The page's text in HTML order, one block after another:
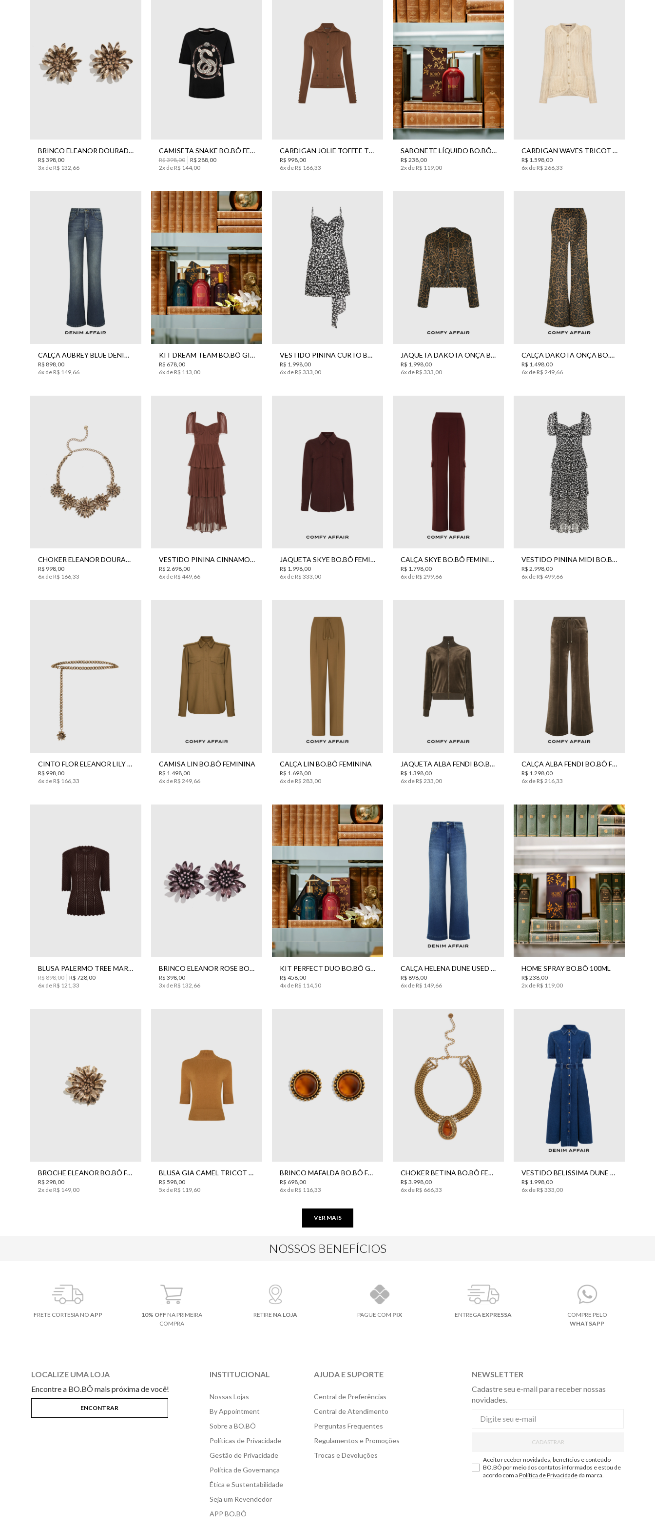
BRINCO ELEANOR DOURADO BO.BÔ FEMININO
R$ 398, 00
3x de R$ 132 66
CAMISETA SNAKE BO.BÔ FEMININA
R$398,00 R$ 288, 00
2x de R$ 144, 00
CARDIGAN JOLIE TOFFEE TRICOT BO.BÔ FEMININO
R$ 998, 00
6x de R$ 166, 33
UN
SABONETE LÍQUIDO BO.BÔ 200ML
R$ 238, 00
2x de R$ 119, 00
CARDIGAN WAVES TRICOT BO.BÔ FEMININO
R$ 1 598, 00
6x de R$ 266, 33
38 40 42
CALÇA AUBREY BLUE DENIM JEANS BO.BÔ FEMININA
R$ 898, 00
6x de R$ 149, 66
KIT DREAM TEAM BO.BÔ GIFT SET
R$ 678, 00
6x de R$ 113 00
VESTIDO PININA CURTO BO.BÔ FEMININO
R$ 1 998, 00
6x de R$ 333 00
P M
JAQUETA DAKOTA ONÇA BO.BÔ FEMININA
R$ 1 998, 00
6x de R$ 333 00
P M
CALÇA DAKOTA ONÇA BO.BÔ FEMININA
R$ 1 498, 00
6x de R$ 249, 66
CHOKER ELEANOR DOURADA BO.BÔ FEMININA
R$ 998, 00
6x de R$ 166, 33
VESTIDO PININA CINNAMON MIDI BO.BÔ FEMININO
R$ 2 698, 00
6x de R$ 449, 66
P M
JAQUETA SKYE BO.BÔ FEMININA
R$ 1 998, 00
6x de R$ 333 00
M
CALÇA SKYE BO.BÔ FEMININA
R$ 1 798, 00
6x de R$ 299, 66
VESTIDO PININA MIDI BO.BÔ FEMININO
R$ 2 998, 00
6x de R$ 499, 66
CINTO FLOR ELEANOR LILY BO.BÔ FEMININO
R$ 998, 00
6x de R$ 166, 33
38 40
CAMISA LIN BO.BÔ FEMININA
R$ 1 498, 00
6x de R$ 249, 66
38 40
CALÇA LIN BO.BÔ FEMININA
R$ 1 698, 00
6x de R$ 283 00
P
JAQUETA ALBA FENDI BO.BÔ FEMININA
R$ 1 398, 00
6x de R$ 233 00
CALÇA ALBA FENDI BO.BÔ FEMININA
R$ 1 298, 00
6x de R$ 216, 33
BLUSA PALERMO TREE MARROM TRICOT BO.BÔ FEMININA
R$898,00 R$ 728, 00
6x de R$ 121 33
BRINCO ELEANOR ROSE BO.BÔ FEMININO
R$ 398, 00
3x de R$ 132 66
KIT PERFECT DUO BO.BÔ GIFT SET
R$ 458, 00
4x de R$ 114, 50
38 42
CALÇA HELENA DUNE USED JEANS BO.BÔ FEMININA
R$ 898, 00
6x de R$ 149, 66
UN
HOME SPRAY BO.BÔ 100ML
R$ 238, 00
2x de R$ 119, 00
BROCHE ELEANOR BO.BÔ FEMININO
R$ 298, 00
2x de R$ 149, 00
BLUSA GIA CAMEL TRICOT BO.BÔ FEMININA
R$ 598, 00
5x de R$ 119, 60
BRINCO MAFALDA BO.BÔ FEMININO
R$ 698, 00
6x de R$ 116, 33
CHOKER BETINA BO.BÔ FEMININA
R$ 3 998, 00
6x de R$ 666, 33
36 38 40
VESTIDO BELISSIMA DUNE USED JEANS MIDI BO.BÔ FEMININO
R$ 1 998, 00
6x de R$ 333 00
VER MAIS
NOSSOS BENEFÍCIOS
FRETE CORTESIA NO APP 10% OFFNA PRIMEIRA
COMPRA
RETIRE NA LOJA PAGUE COM PIX ENTREGA EXPRESSA
COMPRE PELO
WHATSAPP
LOCALIZE UMA LOJA
Encontre a BO.BÔ mais próxima de você!
INSTITUCIONAL
Nossas Lojas
By Appointment
Sobre a BO.BÔ
Políticas de Privacidade
Gestão de Privacidade
Política de Governança
Ética e Sustentabilidade
Seja um Revendedor
APP BO.BÔ
AJUDA E SUPORTE
Central de Preferências
Central de Atendimento
Perguntas Frequentes
Regulamentos e Promoções
Trocas e Devoluções
NEWSLETTER
Cadastre seu e-mail para receber nossas
novidades.
CADASTRAR
Aceito receber novidades, benefícios e conteúdo
BO.BÔ por meio dos contatos informados e estou de
acordo com a Política de Privacidadeda marca.